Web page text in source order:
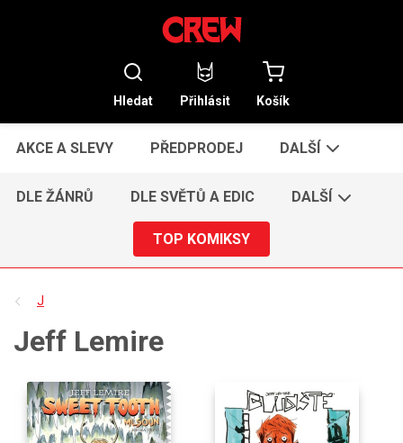
Hledat Přihlásit Košík
AKCE A SLEVY PŘEDPRODEJ DALŠÍ
DLE ŽÁNRŮ DLE SVĚTŮ A EDIC DALŠÍ
TOP KOMIKSY
J
Jeff Lemire